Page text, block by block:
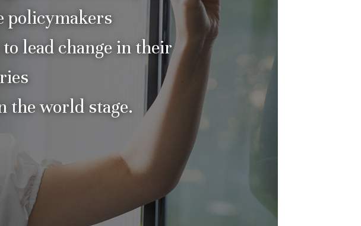
policymakers
lead change in their
the world stage.